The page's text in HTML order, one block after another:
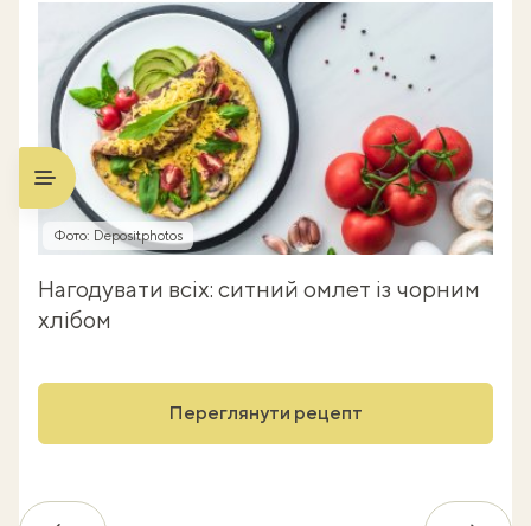
Фото: Depositphotos
Нагодувати всіх: ситний омлет із чорним
хлібом
Переглянути рецепт